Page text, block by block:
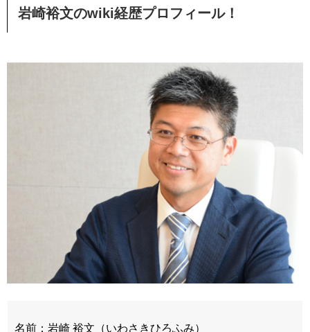
岩崎裕文のwiki経歴プロフィール！
名前：岩崎 裕文（いわさきひろふみ）